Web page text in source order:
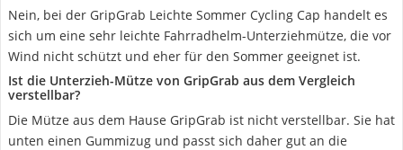
Nein, bei der GripGrab Leichte Sommer Cycling Cap handelt es
sich um eine sehr leichte Fahrradhelm-Unterziehmütze, die vor
Wind nicht schützt und eher für den Sommer geeignet ist.
Ist die Unterzieh-Mütze von GripGrab aus dem Vergleich
verstellbar?
Die Mütze aus dem Hause GripGrab ist nicht verstellbar. Sie hat
unten einen Gummizug und passt sich daher gut an die